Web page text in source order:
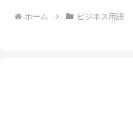
ホーム ビジネス用語